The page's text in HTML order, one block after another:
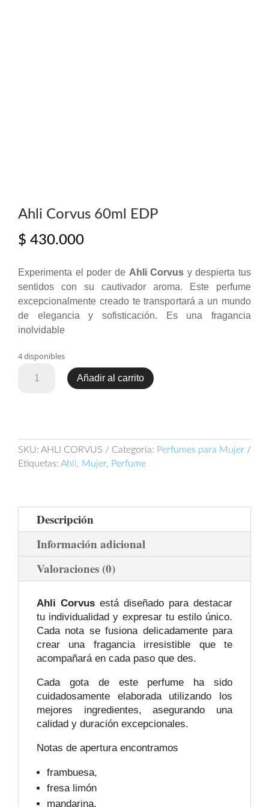
Ahli Corvus 60ml EDP
$ 430.000
Experimenta el poder de Ahli Corvus y despierta tus
sentidos con su cautivador aroma. Este perfume
excepcionalmente creado te transportará a un mundo
de elegancia y sofisticación. Es una fragancia
inolvidable
4 disponibles
Corvus
Añadir al carrito
SKU: AHLI CORVUS Categoría: Perfumes para Mujer
Etiquetas: Ahli, Mujer, Perfume
Descripción
Información adicional
Valoraciones (0)
Ahli Corvus está diseñado para destacar
tu individualidad y expresar tu estilo único.
Cada nota se fusiona delicadamente para
crear una fragancia irresistible que te
acompañará en cada paso que des.
Cada gota de este perfume ha sido
cuidadosamente elaborada utilizando los
mejores ingredientes, asegurando una
calidad y duración excepcionales.
Notas de apertura encontramos
frambuesa,
fresa limón
mandarina.